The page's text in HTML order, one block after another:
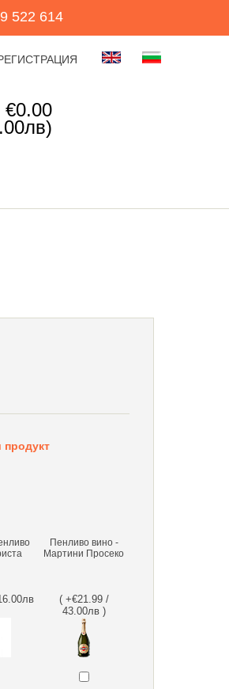
522 614
€0.00
продукт
Пенливо вино -
Мартини Просеко
( +€21.99 /
43.00лв )